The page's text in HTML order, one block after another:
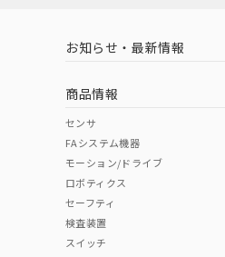
中国 RoHS 注意事項・凡例
中国 RoHS表
Pb Hg
お知らせ・最新情報
商品情報
センサ
FAシステム機器
モーション/ドライブ
ロボティクス
セーフティ
検査装置
スイッチ